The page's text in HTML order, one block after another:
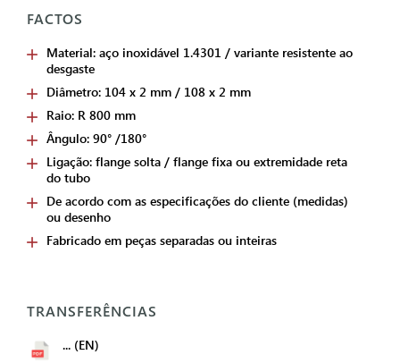
FACTOS
Material: aço inoxidável 1.4301 / variante resistente ao
desgaste
Diâmetro: 104 x 2 mm / 108 x 2 mm
Raio: R 800 mm
Ângulo: 90° /180°
Ligação: flange solta / flange fixa ou extremidade reta
do tubo
De acordo com as especificações do cliente (medidas)
ou desenho
Fabricado em peças separadas ou inteiras
TRANSFERÊNCIAS
... (EN)